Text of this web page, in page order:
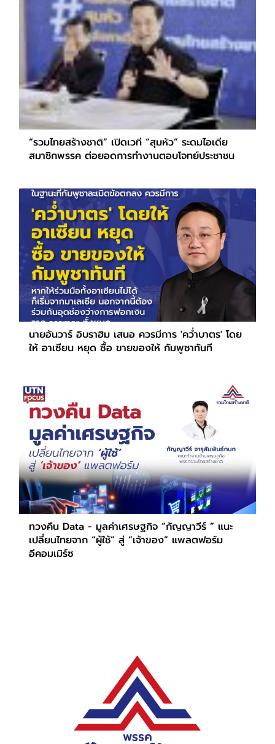
“รวมไทยสร้างชาติ” เปิดเวที “สุมหัว” ระดมไอเดีย
สมาชิกพรรค ต่อยอดการทำงานตอบโจทย์ประชาชน
นายอันวาร์ อิบราฮิม เสนอ ควรมีการ 'คว่ำบาตร' โดย
ให้ อาเซียน หยุด ซื้อ ขายของให้ กัมพูชาทันที
ทวงคืน Data - มูลค่าเศรษฐกิจ “กัญญาวีร์ ” แนะ
เปลี่ยนไทยจาก “ผู้ใช้” สู่ “เจ้าของ” แพลตฟอร์ม
อีคอมเมิร์ซ